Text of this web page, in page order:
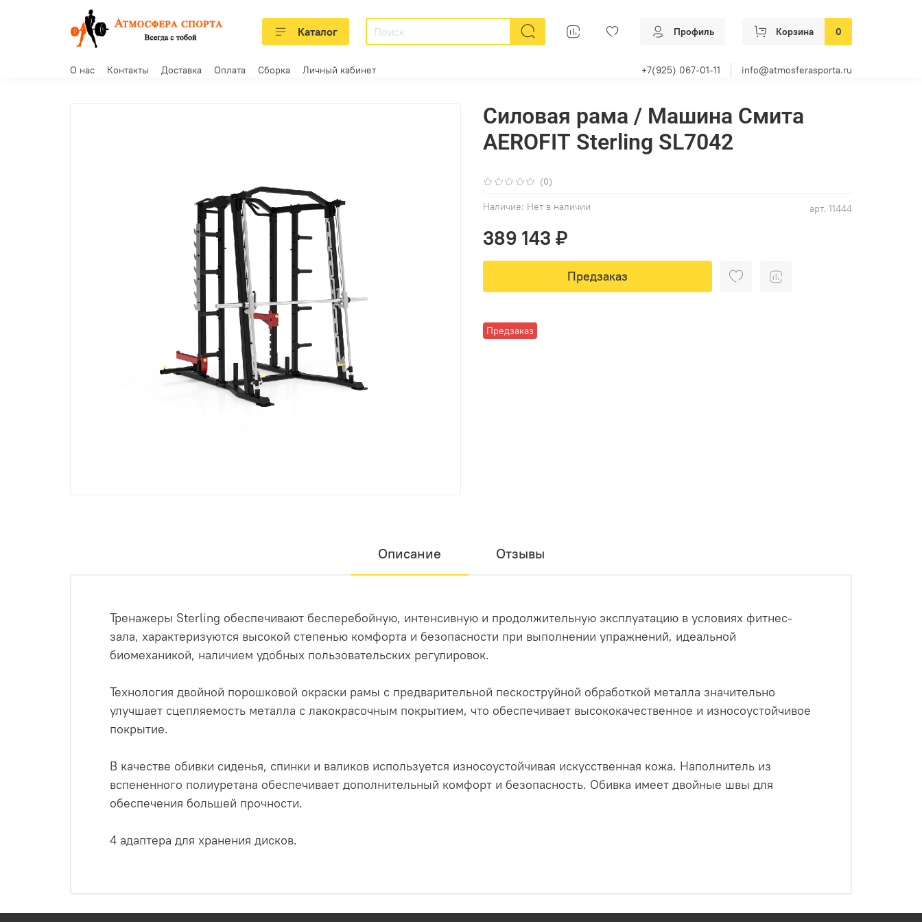
Каталог Профиль Корзина 0
О нас Контакты Доставка Оплата Сборка Личный кабинет +7(925) 067-01-11 info@atmosferasporta.ru
(0)
арт. 11444
Наличие: Нет в наличии
Предзаказ
Силовая рама / Машина Смита
AEROFIT Sterling SL7042
389 143 ₽
Предзаказ
Описание Отзывы
Тренажеры Sterling обеспечивают бесперебойную, интенсивную и продолжительную эксплуатацию в условиях фитнес-
зала, характеризуются высокой степенью комфорта и безопасности при выполнении упражнений, идеальной
биомеханикой, наличием удобных пользовательских регулировок.
Технология двойной порошковой окраски рамы с предварительной пескоструйной обработкой металла значительно
улучшает сцепляемость металла с лакокрасочным покрытием, что обеспечивает высококачественное и износоустойчивое
покрытие.
В качестве обивки сиденья, спинки и валиков используется износоустойчивая искусственная кожа. Наполнитель из
вспененного полиуретана обеспечивает дополнительный комфорт и безопасность. Обивка имеет двойные швы для
обеспечения большей прочности.
4 адаптера для хранения дисков.